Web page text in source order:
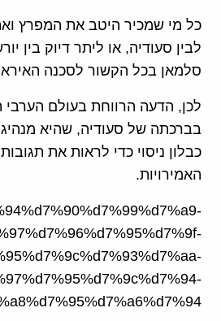
כל מי שמכיר היטב את המפרץ
לבין סעודיה, או ליתר דיוק בין
סלמאן בכל הקשור לסכנה
לכן, הדעה הרווחת בעולם הערבי
בברכתה של סעודיה, שהיא
כבלון ניסוי כדי לראות את
האמירויות.